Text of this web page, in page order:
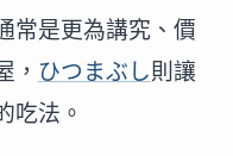
常是更為講究、價
， ひつまぶし則讓
吃法。